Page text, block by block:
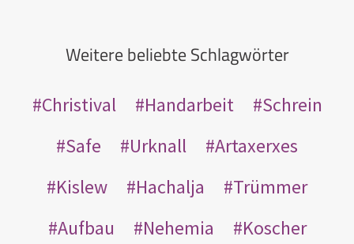
Weitere beliebte Schlagwörter
Christival Handarbeit
Schrein
Safe
Urknall
Artaxerxes
Kislew
Hachalja
Trümmer
Aufbau
Nehemia
Koscher